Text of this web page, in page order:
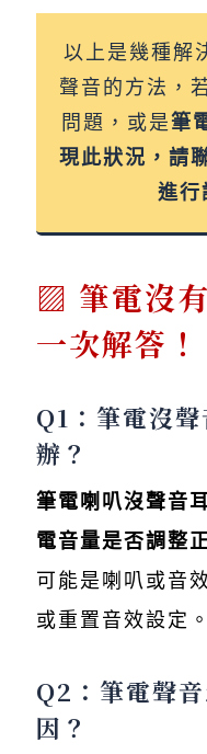
以上是幾種解
聲音的方法，
問題，或是筆
現此狀況，請
進行
筆電沒
一次解答！
Q1：筆電沒
辦？
筆電喇叭沒聲音
電音量是否調整
可能是喇叭或音
或重置音效設定。
Q2：筆電聲
因？